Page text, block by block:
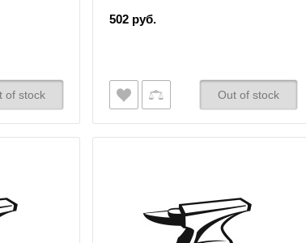
of stock
502 руб.
Out of stock